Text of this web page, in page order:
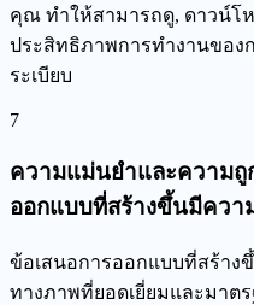
คุณ ทำให้สามารถดู, ดาวน์โ
ประสิทธิภาพการทำงานของ
ระเบียบ
7
ความแม่นยำและความถู
ออกแบบที่สร้างขึ้นมีควา
ข้อเสนอการออกแบบที่สร้าง
ทางภาพที่ยอดเยี่ยมและมาต